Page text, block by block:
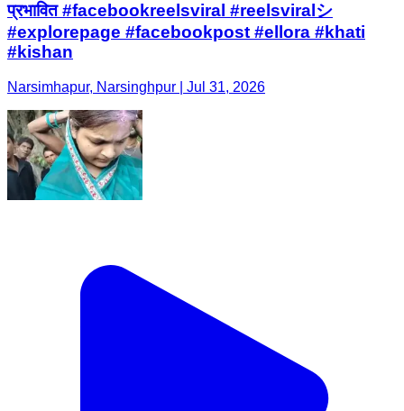
प्रभावित #facebookreelsviral #reelsviralシ
#explorepage #facebookpost #ellora #khati
#kishan
Narsimhapur, Narsinghpur | Jul 31, 2026